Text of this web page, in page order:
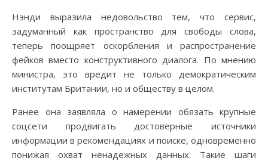
Нэнди выразила недовольство тем, что сервис,
задуманный как пространство для свободы слова,
теперь поощряет оскорбления и распространение
фейков вместо конструктивного диалога. По мнению
министра, это вредит не только демократическим
институтам Британии, но и обществу в целом.
Ранее она заявляла о намерении обязать крупные
соцсети продвигать достоверные источники
информации в рекомендациях и поиске, одновременно
понижая охват ненадежных данных. Такие шаги